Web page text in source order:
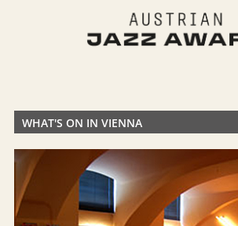
WHAT'S ON IN VIENNA